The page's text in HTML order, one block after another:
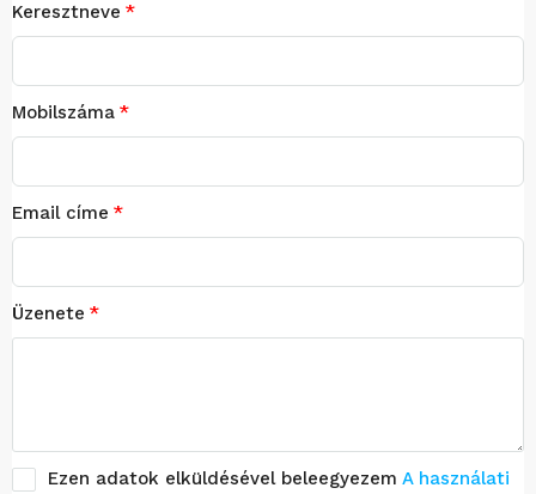
Keresztneve
Mobilszáma
Email címe
Üzenete
Ezen adatok elküldésével beleegyezem A használati